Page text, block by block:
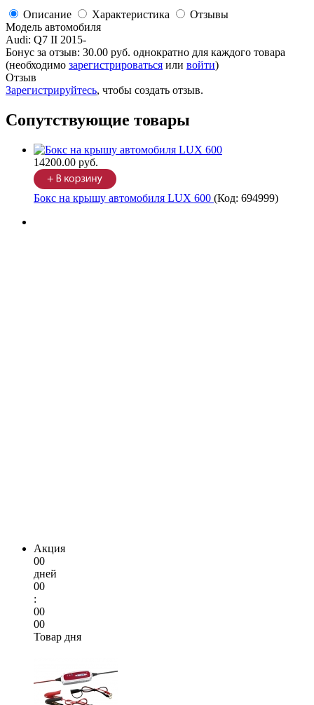
Описание Характеристика
Отзывы
Модель автомобиля
Audi: Q7 II 2015-
Бонус за отзыв: 30.00 руб. однократно для каждого товара
(необходимо зарегистрироваться или войти)
Отзыв
Зарегистрируйтесь, чтобы создать отзыв.
Сопутствующие товары
14200.00 руб.
Бокс на крышу автомобиля LUX 600 (Код: 694999)
Акция
00
дней
00
:
00
00
Товар дня